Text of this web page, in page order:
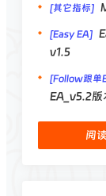
[其它指标]
[Easy EA]
v1.5
[Follow跟单
EA_v5.2版
阅